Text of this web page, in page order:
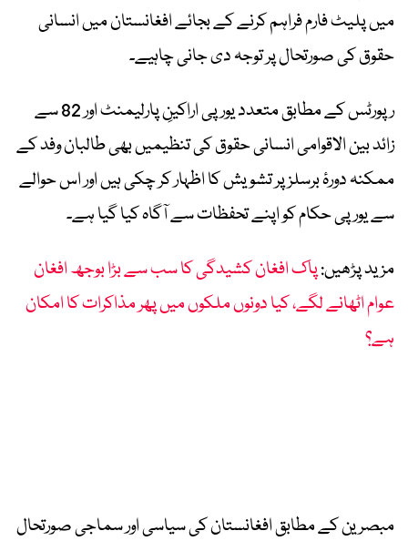
میں پلیٹ فارم فراہم کرنے کے بجائے افغانستان میں انسانی
حقوق کی صورتحال پر توجہ دی جانی چاہیے۔
رپورٹس کے مطابق متعدد یورپی اراکینِ پارلیمنٹ اور 82 سے
زائد بین الاقوامی انسانی حقوق کی تنظیمیں بھی طالبان وفد کے
ممکنہ دورۂ برسلز پر تشویش کا اظہار کر چکی ہیں اور اس حوالے
سے یورپی حکام کو اپنے تحفظات سے آگاہ کیا گیا ہے۔
مزید پڑھیں:پاک افغان کشیدگی کا سب سے بڑا بوجھ افغان
عوام اٹھانے لگے، کیا دونوں ملکوں میں پھر مذاکرات کا امکان
ہے؟
مبصرین کے مطابق افغانستان کی سیاسی اور سماجی صورتحال